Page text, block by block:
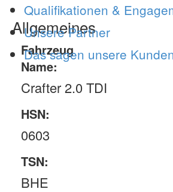
Qualifikationen &
Unsere Partner
Das sagen unsere Kunden
Allgemeines
Fahrzeug
Name:
Crafter 2.0 TDI
HSN:
0603
TSN:
BHE